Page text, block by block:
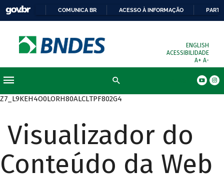
COMUNICA BR ACESSO À INFORMAÇÃO
ENGLISH
ACESSIBILIDADE
A+ A-
Z7_L9KEH4O0LORH80ALCLTPF802G4
Visualizador do
Conteúdo da Web